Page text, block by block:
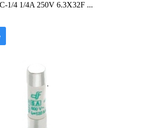
1/4 1/4A 250V 6.3X32F ...